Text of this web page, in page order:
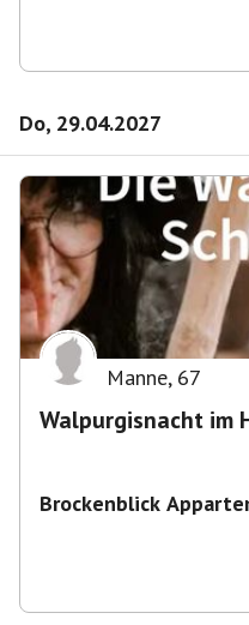
Do, 29.04.2027
Manne, 67
Walpurgisnacht im
Brockenblick